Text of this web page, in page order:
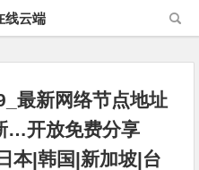
线云端
最新网络节点地址
…开放免费分享
本|韩国|新加坡|台